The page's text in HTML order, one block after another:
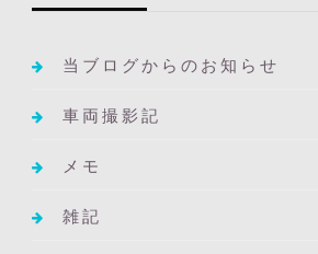
当ブログからのお知らせ
車両撮影記
メモ
雑記